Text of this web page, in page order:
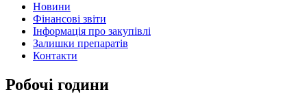
Новини
Фінансові звіти
Інформація про закупівлі
Залишки препаратів
Контакти
Робочі години